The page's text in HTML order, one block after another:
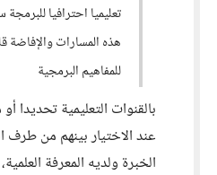
تعليميا احترافيا
هذه المسارات
للمفاهيم البرمجية
بالقنوات التعليمية
عند الاختيار بينهم من
الخبرة ولديه المعرفة